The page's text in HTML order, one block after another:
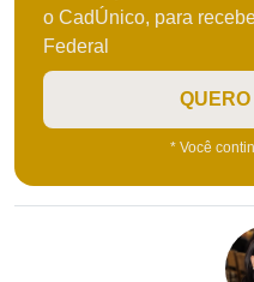
o CadÚnico, para
Federal
* Você